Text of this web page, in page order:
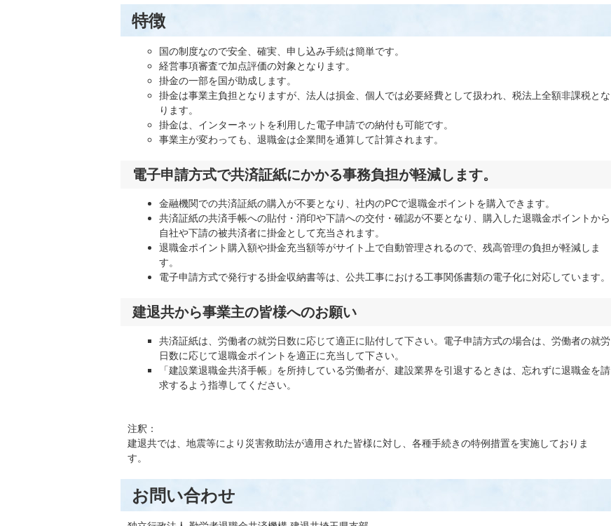
特徴
国の制度なので安全、確実、申し込み手続は簡単です。
経営事項審査で加点評価の対象となります。
掛金の一部を国が助成します。
掛金は事業主負担となりますが、法人は損金、個人では必要経費として扱われ、税法上全額非課税とな
ります。
掛金は、インターネットを利用した電子申請での納付も可能です。
事業主が変わっても、退職金は企業間を通算して計算されます。
電子申請方式で共済証紙にかかる事務負担が軽減します。
金融機関での共済証紙の購入が不要となり、社内のPCで退職金ポイントを購入できます。
共済証紙の共済手帳への貼付・消印や下請への交付・確認が不要となり、購入した退職金ポイントから
自社や下請の被共済者に掛金として充当されます。
退職金ポイント購入額や掛金充当額等がサイト上で自動管理されるので、残高管理の負担が軽減しま
す。
電子申請方式で発行する掛金収納書等は、公共工事における工事関係書類の電子化に対応しています。
建退共から事業主の皆様へのお願い
共済証紙は、労働者の就労日数に応じて適正に貼付して下さい。電子申請方式の場合は、労働者の就労
日数に応じて退職金ポイントを適正に充当して下さい。
「建設業退職金共済手帳」を所持している労働者が、建設業界を引退するときは、忘れずに退職金を請
求するよう指導してください。
注釈：
建退共では、地震等により災害救助法が適用された皆様に対し、各種手続きの特例措置を実施しておりま
す。
お問い合わせ